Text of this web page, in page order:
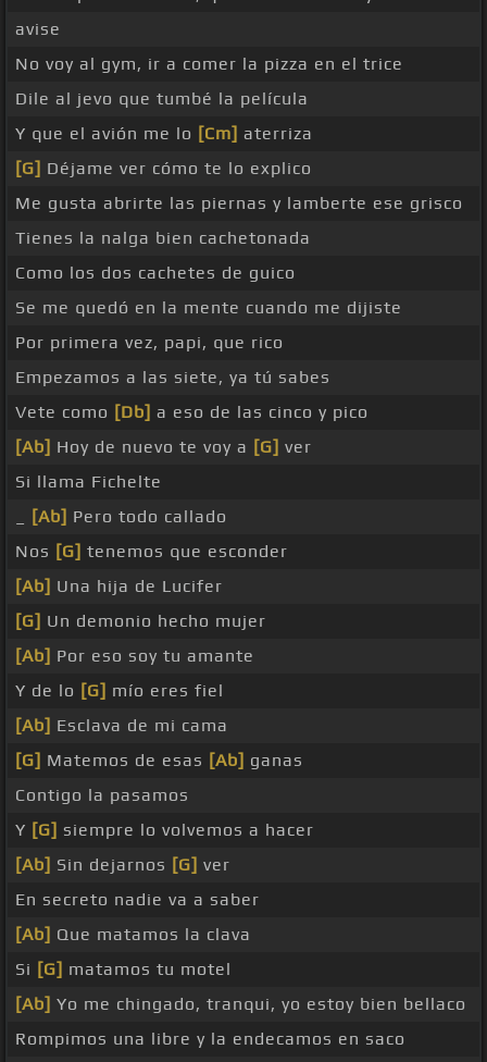
avise
No voy al gym, ir a comer la pizza en el trice
Dile al jevo que tumbé la película
Y que el avión me lo [Cm] aterriza
[G] Déjame ver cómo te lo explico
Me gusta abrirte las piernas y lamberte ese grisco
Tienes la nalga bien cachetonada
Como los dos cachetes de guico
Se me quedó en la mente cuando me dijiste
Por primera vez, papi, que rico
Empezamos a las siete, ya tú sabes
Vete como [Db] a eso de las cinco y pico
[Ab] Hoy de nuevo te voy a [G] ver
Si llama Fichelte
[Ab] Pero todo callado
Nos [G] tenemos que esconder
[Ab] Una hija de Lucifer
[G] Un demonio hecho mujer
[Ab] Por eso soy tu amante
Y de lo [G] mío eres fiel
[Ab] Esclava de mi cama
[G] Matemos de esas [Ab] ganas
Contigo la pasamos
Y [G] siempre lo volvemos a hacer
[Ab] Sin dejarnos [G] ver
En secreto nadie va a saber
[Ab] Que matamos la clava
Si [G] matamos tu motel
[Ab] Yo me chingado, tranqui, yo estoy bien bellaco
Rompimos una libre y la endecamos en saco